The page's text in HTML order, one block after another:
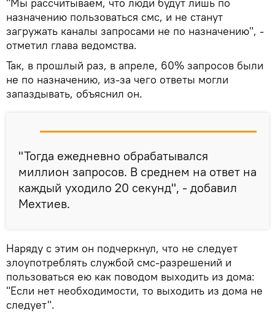
"Мы рассчитываем, что люди будут лишь по
назначению пользоваться смс, и не станут
загружать каналы запросами не по назначению", -
отметил глава ведомства.
Так, в прошлый раз, в апреле, 60% запросов были
не по назначению, из-за чего ответы могли
запаздывать, объяснил он.
"Тогда ежедневно обрабатывался
миллион запросов. В среднем на ответ на
каждый уходило 20 секунд", - добавил
Мехтиев.
Наряду с этим он подчеркнул, что не следует
злоупотреблять службой смс-разрешений и
пользоваться ею как поводом выходить из дома:
"Если нет необходимости, то выходить из дома не
следует".